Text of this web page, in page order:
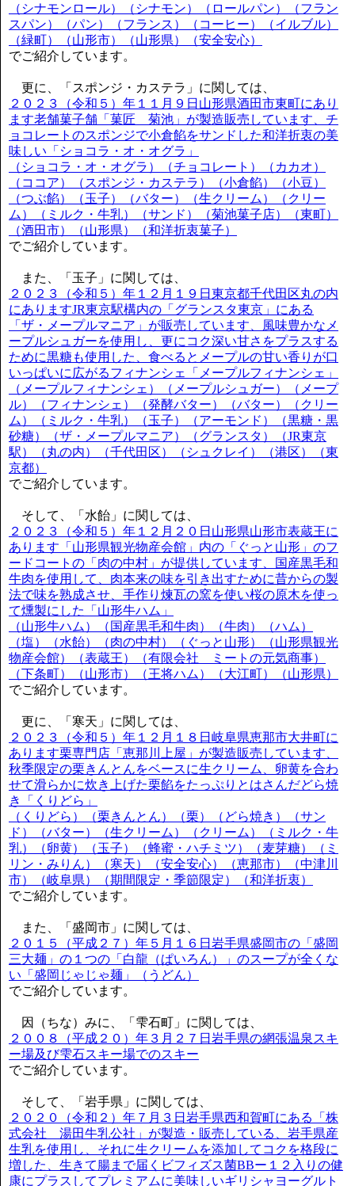
（シナモンロール）（シナモン）（ロールパン）（フラン
スパン）（パン）（フランス）（コーヒー）（イルブル）
（緑町）（山形市）（山形県）（安全安心）
でご紹介しています。
更に、「スポンジ・カステラ」に関しては、
２０２３（令和５）年１１月９日山形県酒田市東町にあり
ます老舗菓子舗「菓匠 菊池」が製造販売しています、チ
ョコレートのスポンジで小倉餡をサンドした和洋折衷の美
味しい「ショコラ・オ・オグラ」
（ショコラ・オ・オグラ）（チョコレート）（カカオ）
（ココア）（スポンジ・カステラ）（小倉餡）（小豆）
（つぶ餡）（玉子）（バター）（生クリーム）（クリー
ム）（ミルク・牛乳）（サンド）（菊池菓子店）（東町）
（酒田市）（山形県）（和洋折衷菓子）
でご紹介しています。
また、「玉子」に関しては、
２０２３（令和５）年１２月１９日東京都千代田区丸の内
にありますJR東京駅構内の「グランスタ東京」にある
「ザ・メープルマニア」が販売しています、風味豊かなメ
ープルシュガーを使用し、更にコク深い甘さをプラスする
ために黒糖も使用した、食べるとメープルの甘い香りが口
いっぱいに広がるフィナンシェ「メープルフィナンシェ」
（メープルフィナンシェ）（メープルシュガー）（メープ
ル）（フィナンシェ）（発酵バター）（バター）（クリー
ム）（ミルク・牛乳）（玉子）（アーモンド）（黒糖・黒
砂糖）（ザ・メープルマニア）（グランスタ）（JR東京
駅）（丸の内）（千代田区）（シュクレイ）（港区）（東
京都）
でご紹介しています。
そして、「水飴」に関しては、
２０２３（令和５）年１２月２０日山形県山形市表蔵王に
あります「山形県観光物産会館」内の「ぐっと山形」のフ
ードコートの「肉の中村」が提供しています、国産黒毛和
牛肉を使用して、肉本来の味を引き出すために昔からの製
法で味を熟成させ、手作り煉瓦の窯を使い桜の原木を使っ
て燻製にした「山形牛ハム」
（山形牛ハム）（国産黒毛和牛肉）（牛肉）（ハム）
（塩）（水飴）（肉の中村）（ぐっと山形）（山形県観光
物産会館）（表蔵王）（有限会社 ミートの元気商事）
（下条町）（山形市）（王将ハム）（大江町）（山形県）
でご紹介しています。
更に、「寒天」に関しては、
２０２３（令和５）年１２月１８日岐阜県恵那市大井町に
あります栗専門店「恵那川上屋」が製造販売しています、
秋季限定の栗きんとんをベースに生クリーム、卵黄を合わ
せて滑らかに炊き上げた栗餡をたっぷりとはさんだどら焼
き「くりどら」
（くりどら）（栗きんとん）（栗）（どら焼き）（サン
ド）（バター）（生クリーム）（クリーム）（ミルク・牛
乳）（卵黄）（玉子）（蜂蜜・ハチミツ）（麦芽糖）（ミ
リン・みりん）（寒天）（安全安心）（恵那市）（中津川
市）（岐阜県）（期間限定・季節限定）（和洋折衷）
でご紹介しています。
また、「盛岡市」に関しては、
２０１５（平成２７）年５月１６日岩手県盛岡市の「盛岡
三大麺」の１つの「白龍（ぱいろん）」のスープが全くな
い「盛岡じゃじゃ麺」（うどん）
でご紹介しています。
因（ちな）みに、「雫石町」に関しては、
２００８（平成２０）年３月２７日岩手県の網張温泉スキ
ー場及び雫石スキー場でのスキー
でご紹介しています。
そして、「岩手県」に関しては、
２０２０（令和２）年７月３日岩手県西和賀町にある「株
式会社 湯田牛乳公社」が製造・販売している、岩手県産
生乳を使用し、それに生クリームを添加してコクを格段に
増した、生きて腸まで届くビフィズス菌BBー１２入りの健
康にプラスしてプレミアムに美味しいギリシャヨーグルト